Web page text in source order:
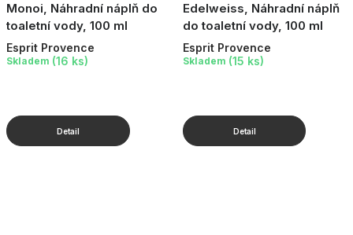
Monoi, Náhradní náplň do
toaletní vody, 100 ml
Esprit Provence
Skladem (16 ks)
Edelweiss, Náhradní náplň
do toaletní vody, 100 ml
Esprit Provence
Skladem (15 ks)